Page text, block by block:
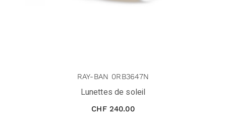
RAY-BAN 0RB3647N
Lunettes de soleil
CHF240.00